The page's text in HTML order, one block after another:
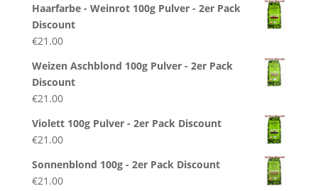
Haarfarbe - Weinrot 100g Pulver - 2er Pack
Discount
€21.00
Weizen Aschblond 100g Pulver - 2er Pack
Discount
€21.00
Violett 100g Pulver - 2er Pack Discount
€21.00
Sonnenblond 100g - 2er Pack Discount
€21.00